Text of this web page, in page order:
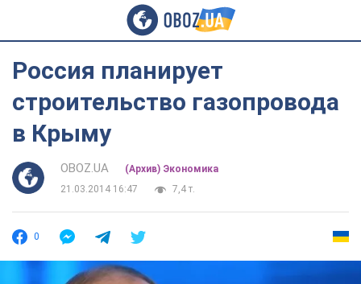
Россия планирует
строительство газопровода
в Крыму
OBOZ.UA
(Архив) Экономика
21.03.2014 16:47
7,4 т.
0